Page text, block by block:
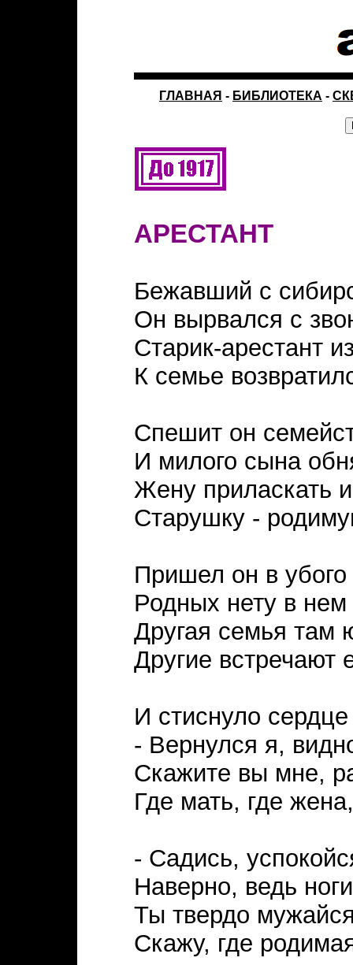
ГЛАВНАЯ - БИБЛИОТЕКА -
АРЕСТАНТ
Бежавший с
Он вырвался с
Старик-арестант
К семье
Спешит он
И милого сына
Жену приласкать
Старушку -
Пришел он в
Родных нету в нем
Другая семья там
Другие встречают
И стиснуло
- Вернулся я,
Скажите вы мне,
Где мать, где
- Садись,
Наверно, ведь
Ты твердо
Скажу, где